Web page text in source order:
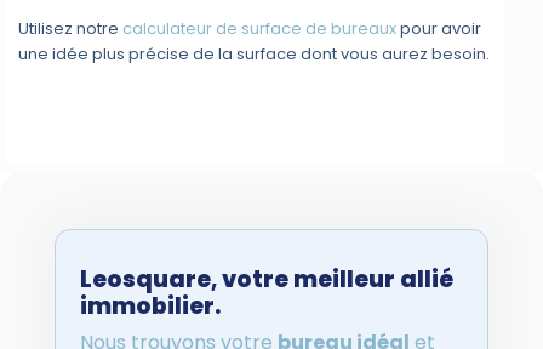
Utilisez notre calculateur de surface de bureauxpour avoir
une idée plus précise de la surface dont vous aurez besoin.
Leosquare,votre meilleur allié
immobilier.
Nous trouvons votre bureau idéal et